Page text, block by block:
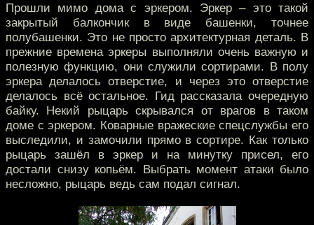
Прошли мимо дома с эркером. Эркер – это такой
закрытый балкончик в виде башенки, точнее
полубашенки. Это не просто архитектурная деталь. В
прежние времена эркеры выполняли очень важную и
полезную функцию, они служили сортирами. В полу
эркера делалось отверстие, и через это отверстие
делалось всё остальное. Гид рассказала очередную
байку. Некий рыцарь скрывался от врагов в таком
доме с эркером. Коварные вражеские спецслужбы его
выследили, и замочили прямо в сортире. Как только
рыцарь зашёл в эркер и на минутку присел, его
достали снизу копьём. Выбрать момент атаки было
несложно, рыцарь ведь сам подал сигнал.